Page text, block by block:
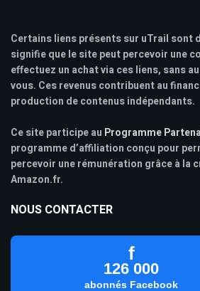
Certains liens présents sur uTrail sont
signifie que le site peut percevoir une
effectuez un achat via ces liens, sans
vous. Ces revenus contribuent au
production de contenus indépendants.
Ce site participe au Programme
programme d’affiliation conçu pour
percevoir une rémunération grâce à la
Amazon.fr.
NOUS CONTACTER
f
126 000
abonnés Facebook